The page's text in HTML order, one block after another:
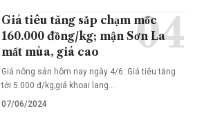
Giá tiêu tăng sắp chạm mốc
160.000 đồng/kg; mận Sơn La
mất mùa, giá cao
Giá nông sản hôm nay ngày 4/6: Giá tiêu tăng
tới 5.000 đ/kg;giá khoai lang…
07/06/2024